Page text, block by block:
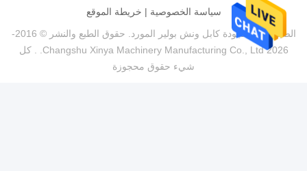
سياسة الخصوصية|خريطة الموقع
2026 Changshu Xinya Machinery Manufacturing Co., Ltd. . كل
شيء حقوق محجوزة